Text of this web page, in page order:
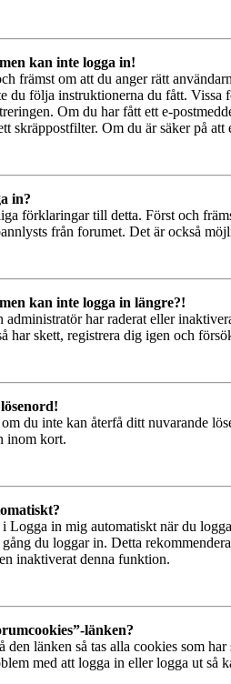
kan inte logga in!
främst om att du anger rätt
du följa instruktionerna du fått.
Om du har fått ett e-
skräppostfilter. Om du är säker på
in?
förklaringar till detta. Först och
från forumet. Det är också
kan inte logga in längre?!
har raderat eller
har skett, registrera dig igen och
du inte kan återfå ditt nuvarande
inom kort.
Logga in mig automatiskt när du
du loggar in. Detta
inaktiverat denna funktion.
länken?
den länken så tas alla cookies som
med att logga in eller logga ut så